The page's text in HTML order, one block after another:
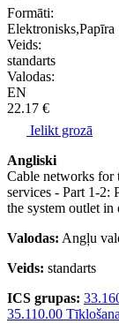
Formāti:
Elektronisks,Papīra
Veids:
standarts
Valodas:
EN
22.17 €
Ielikt grozā
Angliski
Cable networks for
services - Part 1-2:
the system outlet in
Valodas: Angļu
Veids: standarts
ICS grupas:
35.110.00 Tīklošana